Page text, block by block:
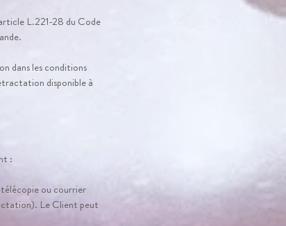
L.221-28 du Code
dans les conditions
disponible à
:
ou courrier
Le Client peut